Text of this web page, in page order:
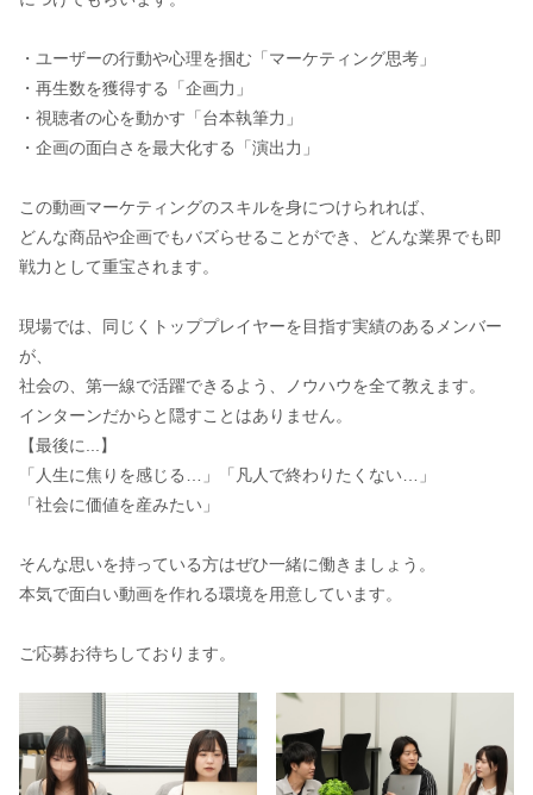
・ユーザーの行動や心理を掴む「マーケティング思考」
・再生数を獲得する「企画力」
・視聴者の心を動かす「台本執筆力」
・企画の面白さを最大化する「演出力」
この動画マーケティングのスキルを身につけられれば、
どんな商品や企画でもバズらせることができ、どんな業界でも即
戦力として重宝されます。
現場では、同じくトッププレイヤーを目指す実績のあるメンバー
が、
社会の、第一線で活躍できるよう、ノウハウを全て教えます。
インターンだからと隠すことはありません。
【最後に...】
「人生に焦りを感じる…」「凡人で終わりたくない…」
「社会に価値を産みたい」
そんな思いを持っている方はぜひ一緒に働きましょう。
本気で面白い動画を作れる環境を用意しています。
ご応募お待ちしております。